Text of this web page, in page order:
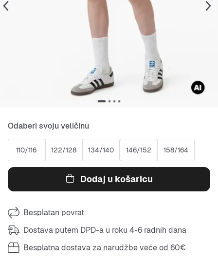
Odaberi svoju veličinu
110/116 122/128 134/140 146/152 158/164
Dodaj u košaricu
Besplatan povrat
Dostava putem DPD-a u roku 4-6 radnih dana
Besplatna dostava za narudžbe veće od 60€